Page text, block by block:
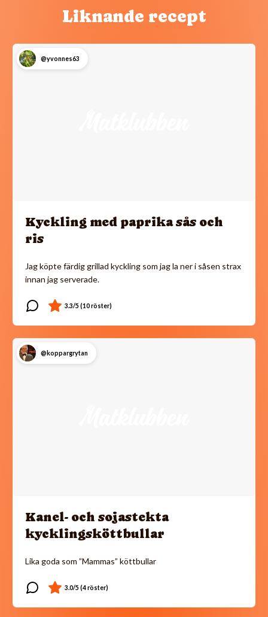
Liknande recept
@yvonnes63
Kyckling med paprika sås och
ris
Jag köpte färdig grillad kyckling som jag la ner i såsen strax
innan jag serverade.
@koppargrytan
Kanel- och sojastekta
kycklingsköttbullar
Lika goda som ”Mammas” köttbullar